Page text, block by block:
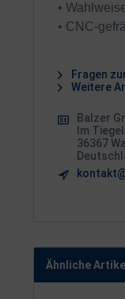
•
• CNC-
Fragen
Weitere
Balzer
Im
36367
Ähnliche Artikel